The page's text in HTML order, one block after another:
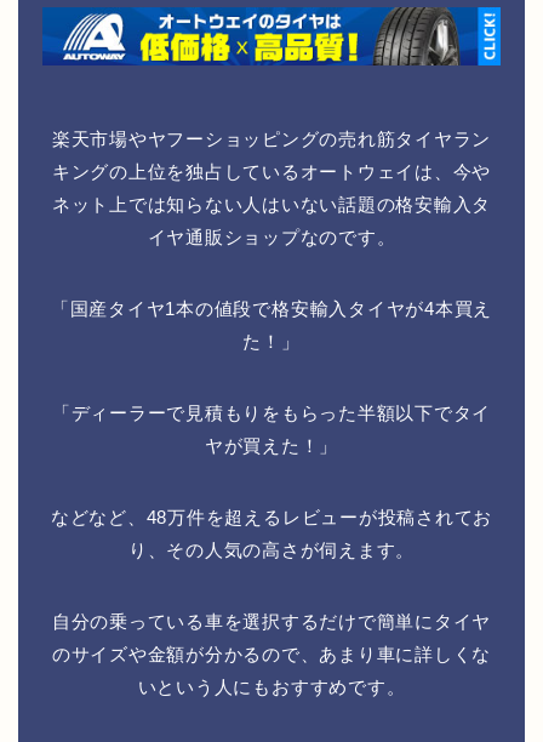
楽天市場やヤフーショッピングの売れ筋タイヤラン
キングの上位を独占しているオートウェイは、今や
ネット上では知らない人はいない話題の格安輸入タ
イヤ通販ショップなのです。
「国産タイヤ1本の値段で格安輸入タイヤが4本買え
た！」
「ディーラーで見積もりをもらった半額以下でタイ
ヤが買えた！」
などなど、48万件を超えるレビューが投稿されてお
り、その人気の高さが伺えます。
自分の乗っている車を選択するだけで簡単にタイヤ
のサイズや金額が分かるので、あまり車に詳しくな
いという人にもおすすめです。